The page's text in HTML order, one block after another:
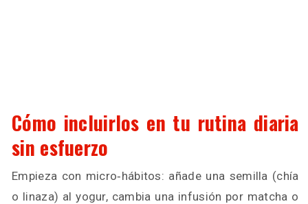
Cómo incluirlos en tu rutina diaria
sin esfuerzo
Empieza con micro‑hábitos: añade una semilla (chía
o linaza) al yogur, cambia una infusión por matcha o